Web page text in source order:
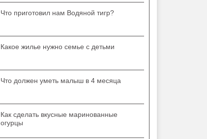
Что приготовил нам Водяной тигр?
Какое жилье нужно семье с детьми
Что должен уметь малыш в 4 месяца
Как сделать вкусные маринованные
огурцы